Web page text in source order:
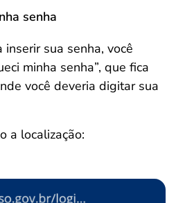
senha
sua senha, você
minha senha”, que fica
você deveria digitar sua
a localização: